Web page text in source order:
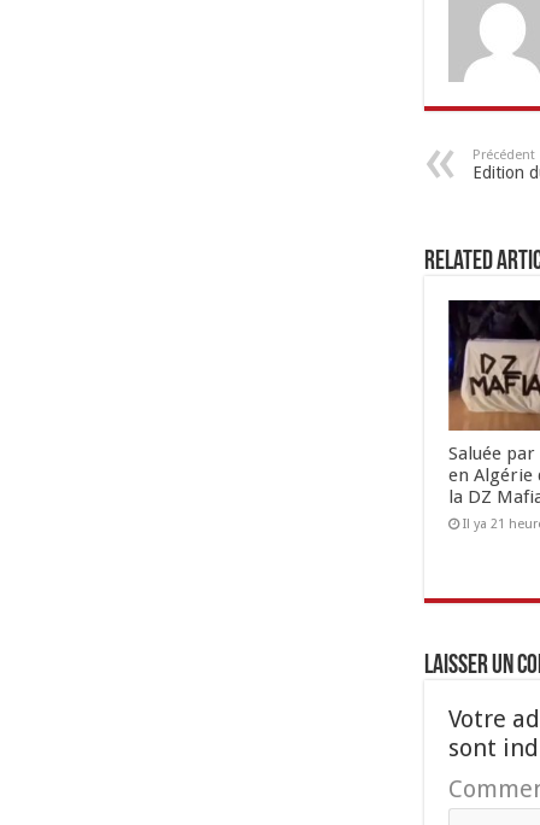
Précédent
Edition
Related
Saluée
en Algérie
la DZ
Il ya 21
Laisser un
Votre
sont